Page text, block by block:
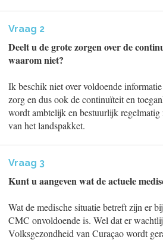
Vraag 2
Deelt u de grote zorgen over de
waarom niet?
Ik beschik niet over voldoende
zorg en dus ook de continuïteit en
wordt ambtelijk en bestuurlijk regelmatig
van het landspakket.
Vraag 3
Kunt u aangeven wat de actuele
Wat de medische situatie betreft zijn er
CMC onvoldoende is. Wel dat er
Volksgezondheid van Curaçao wordt